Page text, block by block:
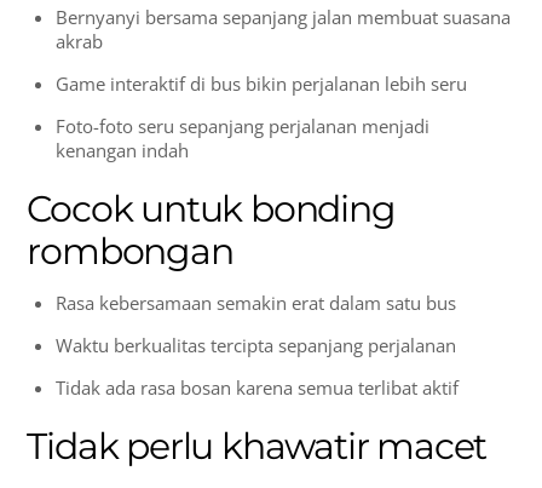
Bernyanyi bersama sepanjang jalan membuat suasana
akrab
Game interaktif di bus bikin perjalanan lebih seru
Foto-foto seru sepanjang perjalanan menjadi
kenangan indah
Cocok untuk bonding
rombongan
Rasa kebersamaan semakin erat dalam satu bus
Waktu berkualitas tercipta sepanjang perjalanan
Tidak ada rasa bosan karena semua terlibat aktif
Tidak perlu khawatir macet